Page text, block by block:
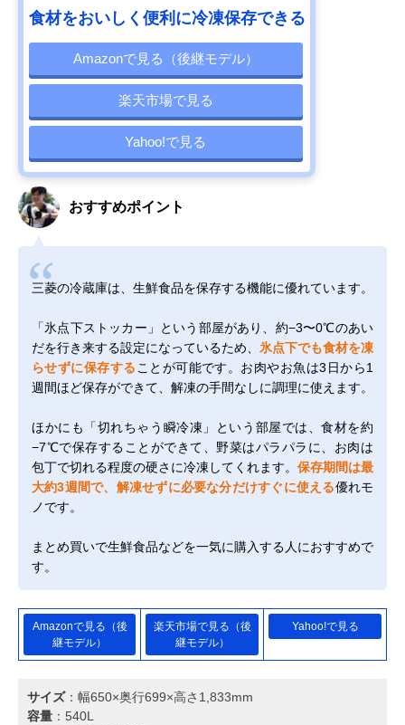
食材をおいしく便利に冷凍保存できる
Amazonで見る（後継モデル）
楽天市場で見る
Yahoo!で見る
おすすめポイント
三菱の冷蔵庫は、生鮮食品を保存する機能に優れています。
「氷点下ストッカー」という部屋があり、約−3〜0℃のあい
だを行き来する設定になっているため、 氷点下でも食材を凍
らせずに保存することが可能です。お肉やお魚は3日から1
週間ほど保存ができて、解凍の手間なしに調理に使えます。
ほかにも「切れちゃう瞬冷凍」という部屋では、食材を約
−7℃で保存することができて、野菜はパラパラに、お肉は
包丁で切れる程度の硬さに冷凍してくれます。 保存期間は最
大約3週間で、解凍せずに必要な分だけすぐに使える優れモ
ノです。
まとめ買いで生鮮食品などを一気に購入する人におすすめで
す。
Amazonで見る（後
継モデル）
楽天市場で見る（後
継モデル）
Yahoo!で見る
サイズ：幅650×奥行699×高さ1,833mm
容量 ：540L